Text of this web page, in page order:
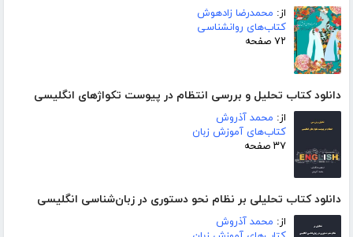
از: محمدرضا زادهوش
کتاب‌های روانشناسی
۷۲ صفحه
دانلود کتاب تحلیل و بررسی انتظام در پیوست تکواژهای انگلیسی
از: محمد آذروش
کتاب‌های آموزش زبان
۳۷ صفحه
دانلود کتاب تحلیلی بر نظام نحو دستوری در زبان‌شناسی انگلیسی
از: محمد آذروش